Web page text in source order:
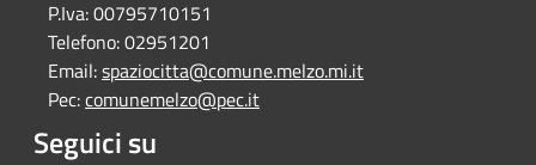
P.Iva:00795710151
Telefono:02951201
Email:spaziocitta@comune.melzo.mi.it
Pec:comunemelzo@pec.it
Seguici su